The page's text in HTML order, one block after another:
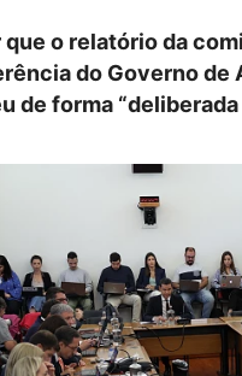
que o relatório da
do Governo de
de forma